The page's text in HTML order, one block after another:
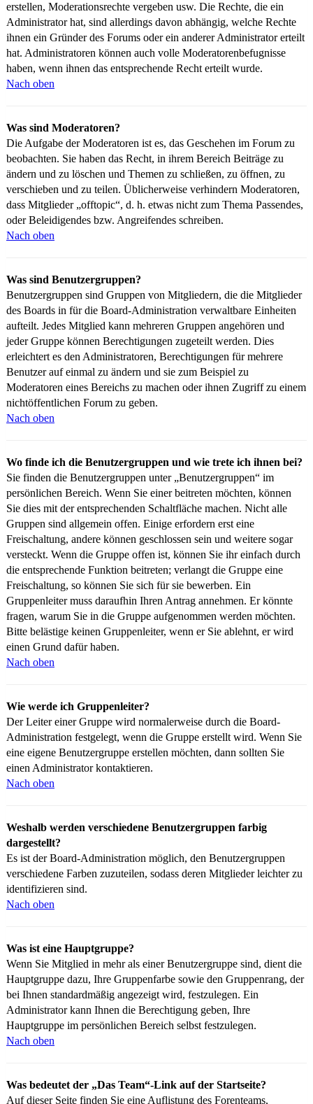
erstellen, Moderationsrechte vergeben usw. Die Rechte, die ein
Administrator hat, sind allerdings davon abhängig, welche Rechte
ihnen ein Gründer des Forums oder ein anderer Administrator erteilt
hat. Administratoren können auch volle Moderatorenbefugnisse
haben, wenn ihnen das entsprechende Recht erteilt wurde.
Nach oben
Was sind Moderatoren?
Die Aufgabe der Moderatoren ist es, das Geschehen im Forum zu
beobachten. Sie haben das Recht, in ihrem Bereich Beiträge zu
ändern und zu löschen und Themen zu schließen, zu öffnen, zu
verschieben und zu teilen. Üblicherweise verhindern Moderatoren,
dass Mitglieder „offtopic“, d. h. etwas nicht zum Thema Passendes,
oder Beleidigendes bzw. Angreifendes schreiben.
Nach oben
Was sind Benutzergruppen?
Benutzergruppen sind Gruppen von Mitgliedern, die die Mitglieder
des Boards in für die Board-Administration verwaltbare Einheiten
aufteilt. Jedes Mitglied kann mehreren Gruppen angehören und
jeder Gruppe können Berechtigungen zugeteilt werden. Dies
erleichtert es den Administratoren, Berechtigungen für mehrere
Benutzer auf einmal zu ändern und sie zum Beispiel zu
Moderatoren eines Bereichs zu machen oder ihnen Zugriff zu einem
nichtöffentlichen Forum zu geben.
Nach oben
Wo finde ich die Benutzergruppen und wie trete ich ihnen bei?
Sie finden die Benutzergruppen unter „Benutzergruppen“ im
persönlichen Bereich. Wenn Sie einer beitreten möchten, können
Sie dies mit der entsprechenden Schaltfläche machen. Nicht alle
Gruppen sind allgemein offen. Einige erfordern erst eine
Freischaltung, andere können geschlossen sein und weitere sogar
versteckt. Wenn die Gruppe offen ist, können Sie ihr einfach durch
die entsprechende Funktion beitreten; verlangt die Gruppe eine
Freischaltung, so können Sie sich für sie bewerben. Ein
Gruppenleiter muss daraufhin Ihren Antrag annehmen. Er könnte
fragen, warum Sie in die Gruppe aufgenommen werden möchten.
Bitte belästige keinen Gruppenleiter, wenn er Sie ablehnt, er wird
einen Grund dafür haben.
Nach oben
Wie werde ich Gruppenleiter?
Der Leiter einer Gruppe wird normalerweise durch die Board-
Administration festgelegt, wenn die Gruppe erstellt wird. Wenn Sie
eine eigene Benutzergruppe erstellen möchten, dann sollten Sie
einen Administrator kontaktieren.
Nach oben
Weshalb werden verschiedene Benutzergruppen farbig
dargestellt?
Es ist der Board-Administration möglich, den Benutzergruppen
verschiedene Farben zuzuteilen, sodass deren Mitglieder leichter zu
identifizieren sind.
Nach oben
Was ist eine Hauptgruppe?
Wenn Sie Mitglied in mehr als einer Benutzergruppe sind, dient die
Hauptgruppe dazu, Ihre Gruppenfarbe sowie den Gruppenrang, der
bei Ihnen standardmäßig angezeigt wird, festzulegen. Ein
Administrator kann Ihnen die Berechtigung geben, Ihre
Hauptgruppe im persönlichen Bereich selbst festzulegen.
Nach oben
Was bedeutet der „Das Team“-Link auf der Startseite?
Auf dieser Seite finden Sie eine Auflistung des Forenteams,